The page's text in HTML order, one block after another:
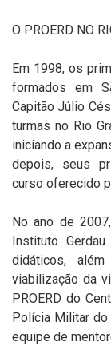
O PROERD NO
Em 1998, os
formados em
Capitão Júlio
turmas no Rio
iniciando a
depois, seus
curso oferecido
No ano de
Instituto
didáticos,
viabilização da
PROERD do
Polícia Militar do
equipe de